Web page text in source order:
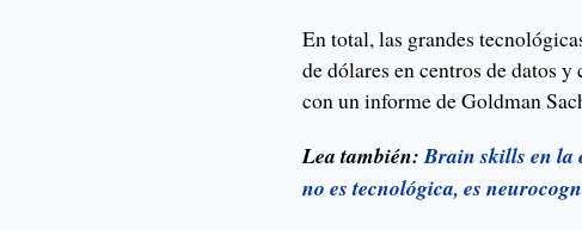
En total, las grandes
de dólares en centros de datos
con un informe de Goldman
Lea también: Brain skills en la
no es tecnológica, es